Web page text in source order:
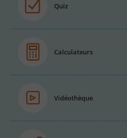
Quiz
Calculateurs
Vidéothèque